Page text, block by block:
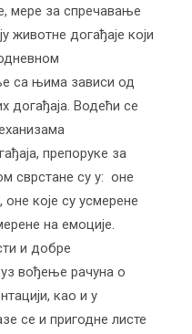
мере за спречавање
животне догађаје који
са њима зависи од
догађаја. Водећи се
препоруке за
сврстане су у: оне
оне које су усмерене
на емоције.
и добре
вођење рачуна о
као и у
се и пригодне листе